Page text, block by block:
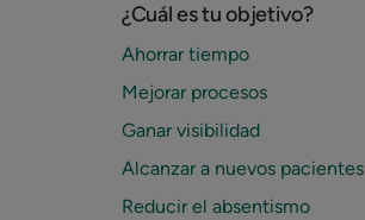
¿Cuál es tu objetivo?
Ahorrar tiempo
Mejorar procesos
Ganar visibilidad
Alcanzar a nuevos pacientes
Reducir el absentismo